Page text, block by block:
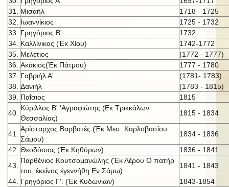
31.
Μισαήλ
1718 - 1725
32.
Ιωαννίκιος
1725 - 1732
33.
Γρηγόριος Β'·
1732
34. Καλλίνικος (Έκ Χίου)
1742-1772
35. Μελέτιος
(1772 - 1777)
36. Ακάκιος(Έκ Πάτμου)
1777 - 1780
37.
Γαβριήλ Α'
(1781- 1783)
38. Δανιήλ
(1783 - 1815)
39. Παΐσιος
1815
40.
Κύριλλος Β' ’Αγραφιώτης (Εκ Τρικκάλων
Θεσσαλίας)
1815 - 1834
41.
Αρίσταρχος Βαρβατές (Έκ Μεσ. Καρλοβασίου
Σάμου)
1834 - 1836
42. Θεοδόσιος (Έκ Κηθύρων)
1836 - 1841
43.
Παρθένιος Κουτσομανώλης (Έκ Λέρου Ο πατήρ
του, έκεΐνος έγεννήθη Εν Σάμω)
1841 - 1843
44. Γρηγόριος Γ'. (Έκ Κυδωνιων)
1843-1854